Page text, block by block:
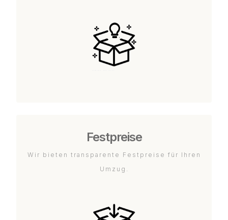
Festpreise
Wir bieten transparente Festpreise für Ihren
Umzug.